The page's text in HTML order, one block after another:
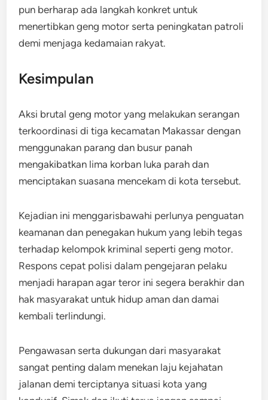
pun berharap ada langkah konkret untuk
menertibkan geng motor serta peningkatan patroli
demi menjaga kedamaian rakyat.
Kesimpulan
Aksi brutal geng motor yang melakukan serangan
terkoordinasi di tiga kecamatan Makassar dengan
menggunakan parang dan busur panah
mengakibatkan lima korban luka parah dan
menciptakan suasana mencekam di kota tersebut.
Kejadian ini menggarisbawahi perlunya penguatan
keamanan dan penegakan hukum yang lebih tegas
terhadap kelompok kriminal seperti geng motor.
Respons cepat polisi dalam pengejaran pelaku
menjadi harapan agar teror ini segera berakhir dan
hak masyarakat untuk hidup aman dan damai
kembali terlindungi.
Pengawasan serta dukungan dari masyarakat
sangat penting dalam menekan laju kejahatan
jalanan demi terciptanya situasi kota yang